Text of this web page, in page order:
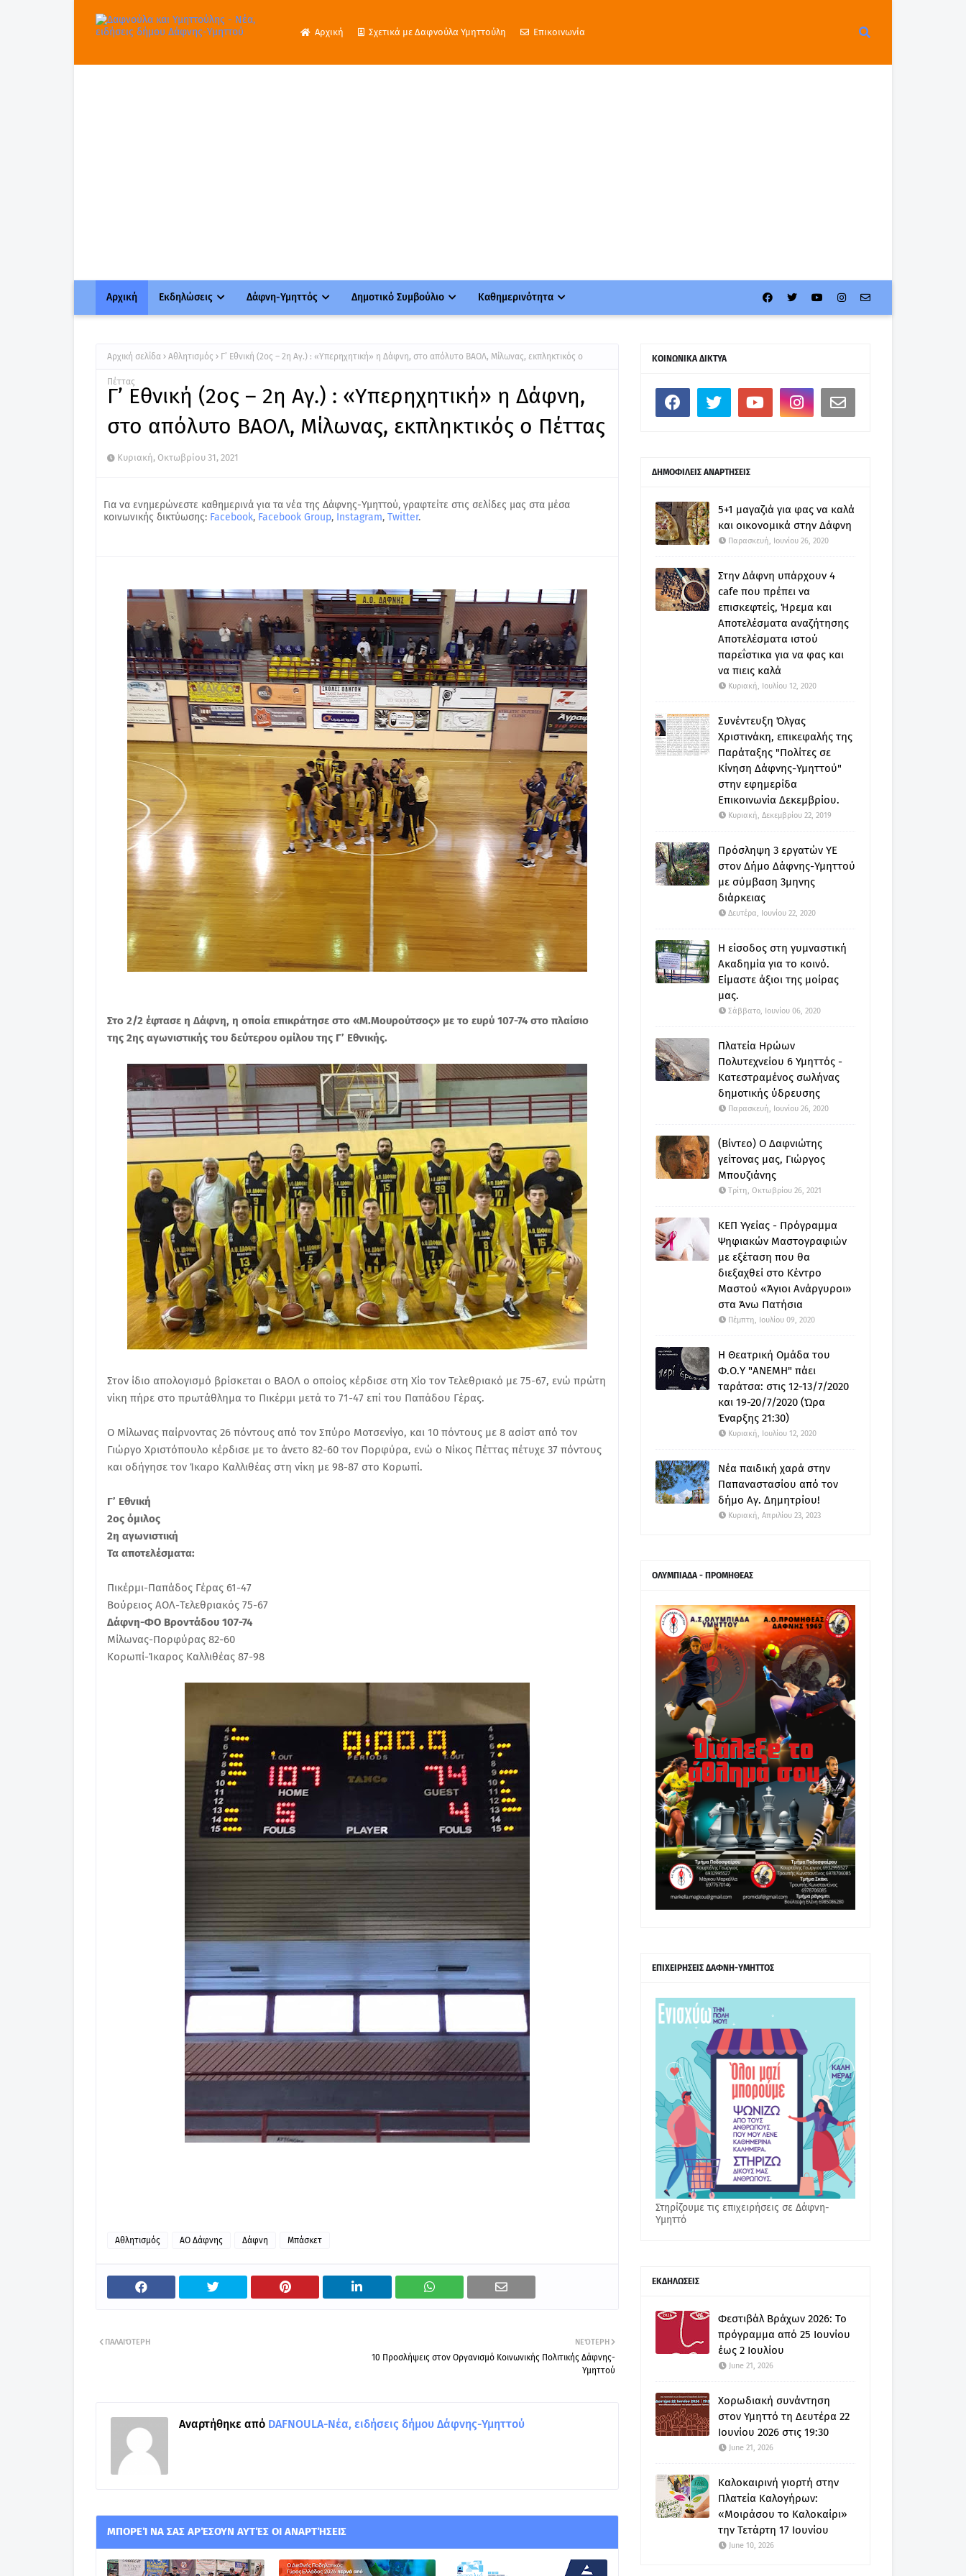
Αρχική Σχετικά με Δαφνούλα Υμηττούλη Επικοινωνία
Αρχική Εκδηλώσεις Δάφνη-Υμηττός Δημοτικό Συμβούλιο Καθημερινότητα
Αρχική σελίδα Αθλητισμός Γ’ Εθνική (2ος – 2η Αγ.) : «Υπερηχητική» η Δάφνη, στο απόλυτο ΒΑΟΛ, Μίλωνας, εκπληκτικός ο
Πέττας
Γ’ Εθνική (2ος – 2η Αγ.) : «Υπερηχητική» η Δάφνη,
στο απόλυτο ΒΑΟΛ, Μίλωνας, εκπληκτικός ο Πέττας
Κυριακή, Οκτωβρίου 31, 2021
Για να ενημερώνεστε καθημερινά για τα νέα της Δάφνης-Υμηττού, γραφτείτε στις σελίδες μας στα μέσα
κοινωνικής δικτύωσης: Facebook, Facebook Group, Instagram, Twitter.
Στο 2/2 έφτασε η Δάφνη, η οποία επικράτησε στο «Μ.Μουρούτσος» με το ευρύ 107-74 στο πλαίσιο
της 2ης αγωνιστικής του δεύτερου ομίλου της Γ’ Εθνικής.
Στον ίδιο απολογισμό βρίσκεται ο ΒΑΟΛ ο οποίος κέρδισε στη Χίο τον Τελεθριακό με 75-67, ενώ πρώτη
νίκη πήρε στο πρωτάθλημα το Πικέρμι μετά το 71-47 επί του Παπάδου Γέρας.
Ο Μίλωνας παίρνοντας 26 πόντους από τον Σπύρο Μοτσενίγο, και 10 πόντους με 8 ασίστ από τον
Γιώργο Χριστόπουλο κέρδισε με το άνετο 82-60 τον Πορφύρα, ενώ ο Νίκος Πέττας πέτυχε 37 πόντους
και οδήγησε τον Ίκαρο Καλλιθέας στη νίκη με 98-87 στο Κορωπί.
Γ’ Εθνική
2ος όμιλος
2η αγωνιστική
Τα αποτελέσματα:
Πικέρμι-Παπάδος Γέρας 61-47
Βούρειος ΑΟΛ-Τελεθριακός 75-67
Δάφνη-ΦΟ Βροντάδου 107-74
Μίλωνας-Πορφύρας 82-60
Κορωπί-Ίκαρος Καλλιθέας 87-98
Αθλητισμός ΑΟ Δάφνης Δάφνη Μπάσκετ
ΝΕΌΤΕΡΗ
10 Προσλήψεις στον Οργανισμό Κοινωνικής Πολιτικής Δάφνης-
Υμηττού
ΠΑΛΑΙΌΤΕΡΗ
Αναρτήθηκε από DAFNOULA-Νέα, ειδήσεις δήμου Δάφνης-Υμηττού
ΜΠΟΡΕΊ ΝΑ ΣΑΣ ΑΡΈΣΟΥΝ ΑΥΤΈΣ ΟΙ ΑΝΑΡΤΉΣΕΙΣ
ΚΟΙΝΩΝΙΚΑ ΔΙΚΤΥΑ
ΔΗΜΟΦΙΛΕΙΣ ΑΝΑΡΤΗΣΕΙΣ
5+1 μαγαζιά για φας να καλά
και οικονομικά στην Δάφνη
Παρασκευή, Ιουνίου 26, 2020
Στην Δάφνη υπάρχουν 4
cafe που πρέπει να
επισκεφτείς, Ήρεμα και
Αποτελέσματα αναζήτησης
Αποτελέσματα ιστού
παρεΐστικα για να φας και
να πιεις καλά
Κυριακή, Ιουλίου 12, 2020
Συνέντευξη Όλγας
Χριστινάκη, επικεφαλής της
Παράταξης "Πολίτες σε
Κίνηση Δάφνης-Υμηττού"
στην εφημερίδα
Επικοινωνία Δεκεμβρίου.
Κυριακή, Δεκεμβρίου 22, 2019
Πρόσληψη 3 εργατών ΥΕ
στον Δήμο Δάφνης-Υμηττού
με σύμβαση 3μηνης
διάρκειας
Δευτέρα, Ιουνίου 22, 2020
Η είσοδος στη γυμναστική
Ακαδημία για το κοινό.
Είμαστε άξιοι της μοίρας
μας.
Σάββατο, Ιουνίου 06, 2020
Πλατεία Ηρώων
Πολυτεχνείου 6 Υμηττός -
Κατεστραμένος σωλήνας
δημοτικής ύδρευσης
Παρασκευή, Ιουνίου 26, 2020
(Βίντεο) Ο Δαφνιώτης
γείτονας μας, Γιώργος
Μπουζιάνης
Τρίτη, Οκτωβρίου 26, 2021
ΚΕΠ Υγείας - Πρόγραμμα
Ψηφιακών Μαστογραφιών
με εξέταση που θα
διεξαχθεί στο Κέντρο
Μαστού «Άγιοι Ανάργυροι»
στα Άνω Πατήσια
Πέμπτη, Ιουλίου 09, 2020
Η Θεατρική Ομάδα του
Φ.Ο.Υ "ΑΝΕΜΗ" πάει
ταράτσα: στις 12-13/7/2020
και 19-20/7/2020 (Ώρα
Έναρξης 21:30)
Κυριακή, Ιουλίου 12, 2020
Νέα παιδική χαρά στην
Παπαναστασίου από τον
δήμο Αγ. Δημητρίου!
Κυριακή, Απριλίου 23, 2023
ΟΛΥΜΠΙΑΔΑ - ΠΡΟΜΗΘΕΑΣ
ΕΠΙΧΕΙΡΗΣΕΙΣ ΔΑΦΝΗ-ΥΜΗΤΤΟΣ
Στηρίζουμε τις επιχειρήσεις σε Δάφνη-
Υμηττό
ΕΚΔΗΛΩΣΕΙΣ
Φεστιβάλ Βράχων 2026: Το
πρόγραμμα από 25 Ιουνίου
έως 2 Ιουλίου
June 21, 2026
Χορωδιακή συνάντηση
στον Υμηττό τη Δευτέρα 22
Ιουνίου 2026 στις 19:30
June 21, 2026
Καλοκαιρινή γιορτή στην
Πλατεία Καλογήρων:
«Μοιράσου το Καλοκαίρι»
την Τετάρτη 17 Ιουνίου
June 10, 2026